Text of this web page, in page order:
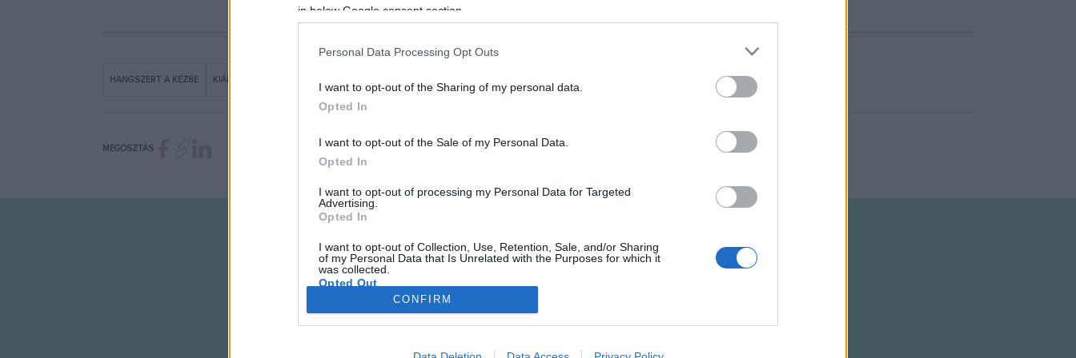
in below Google consent section.
Personal Data Processing Opt Outs
I want to opt-out of the Sharing of my personal data.
Opted In
I want to opt-out of the Sale of my Personal Data.
Opted In
I want to opt-out of processing my Personal Data for Targeted
Advertising.
Opted In
I want to opt-out of Collection, Use, Retention, Sale, and/or Sharing
of my Personal Data that Is Unrelated with the Purposes for which it
was collected.
Opted Out
Google consents
I want to allow Google to enable storage related to advertising like cookies on
CONFIRM
HANGSZERT A KÉZBE KIÁLLÍTÁS
MEGOSZTÁS